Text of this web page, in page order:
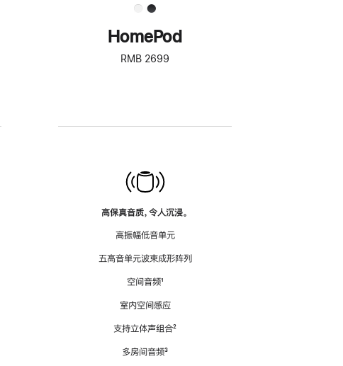
HomePod
RMB 2699
高保真音质，令人沉浸。
高振幅低音单元
五高音单元波束成形阵列
空间音频脚
¹
室内空间感应
支持立体声组合脚
²
多房间音频脚
³